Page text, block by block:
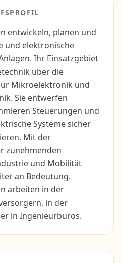
entwickeln, planen und
und elektronische
Ihr Einsatzgebiet
über die
Mikroelektronik und
Sie entwerfen
Steuerungen und
Systeme sicher
Mit der
zunehmenden
und Mobilität
an Bedeutung.
arbeiten in der
in der
in Ingenieurbüros.